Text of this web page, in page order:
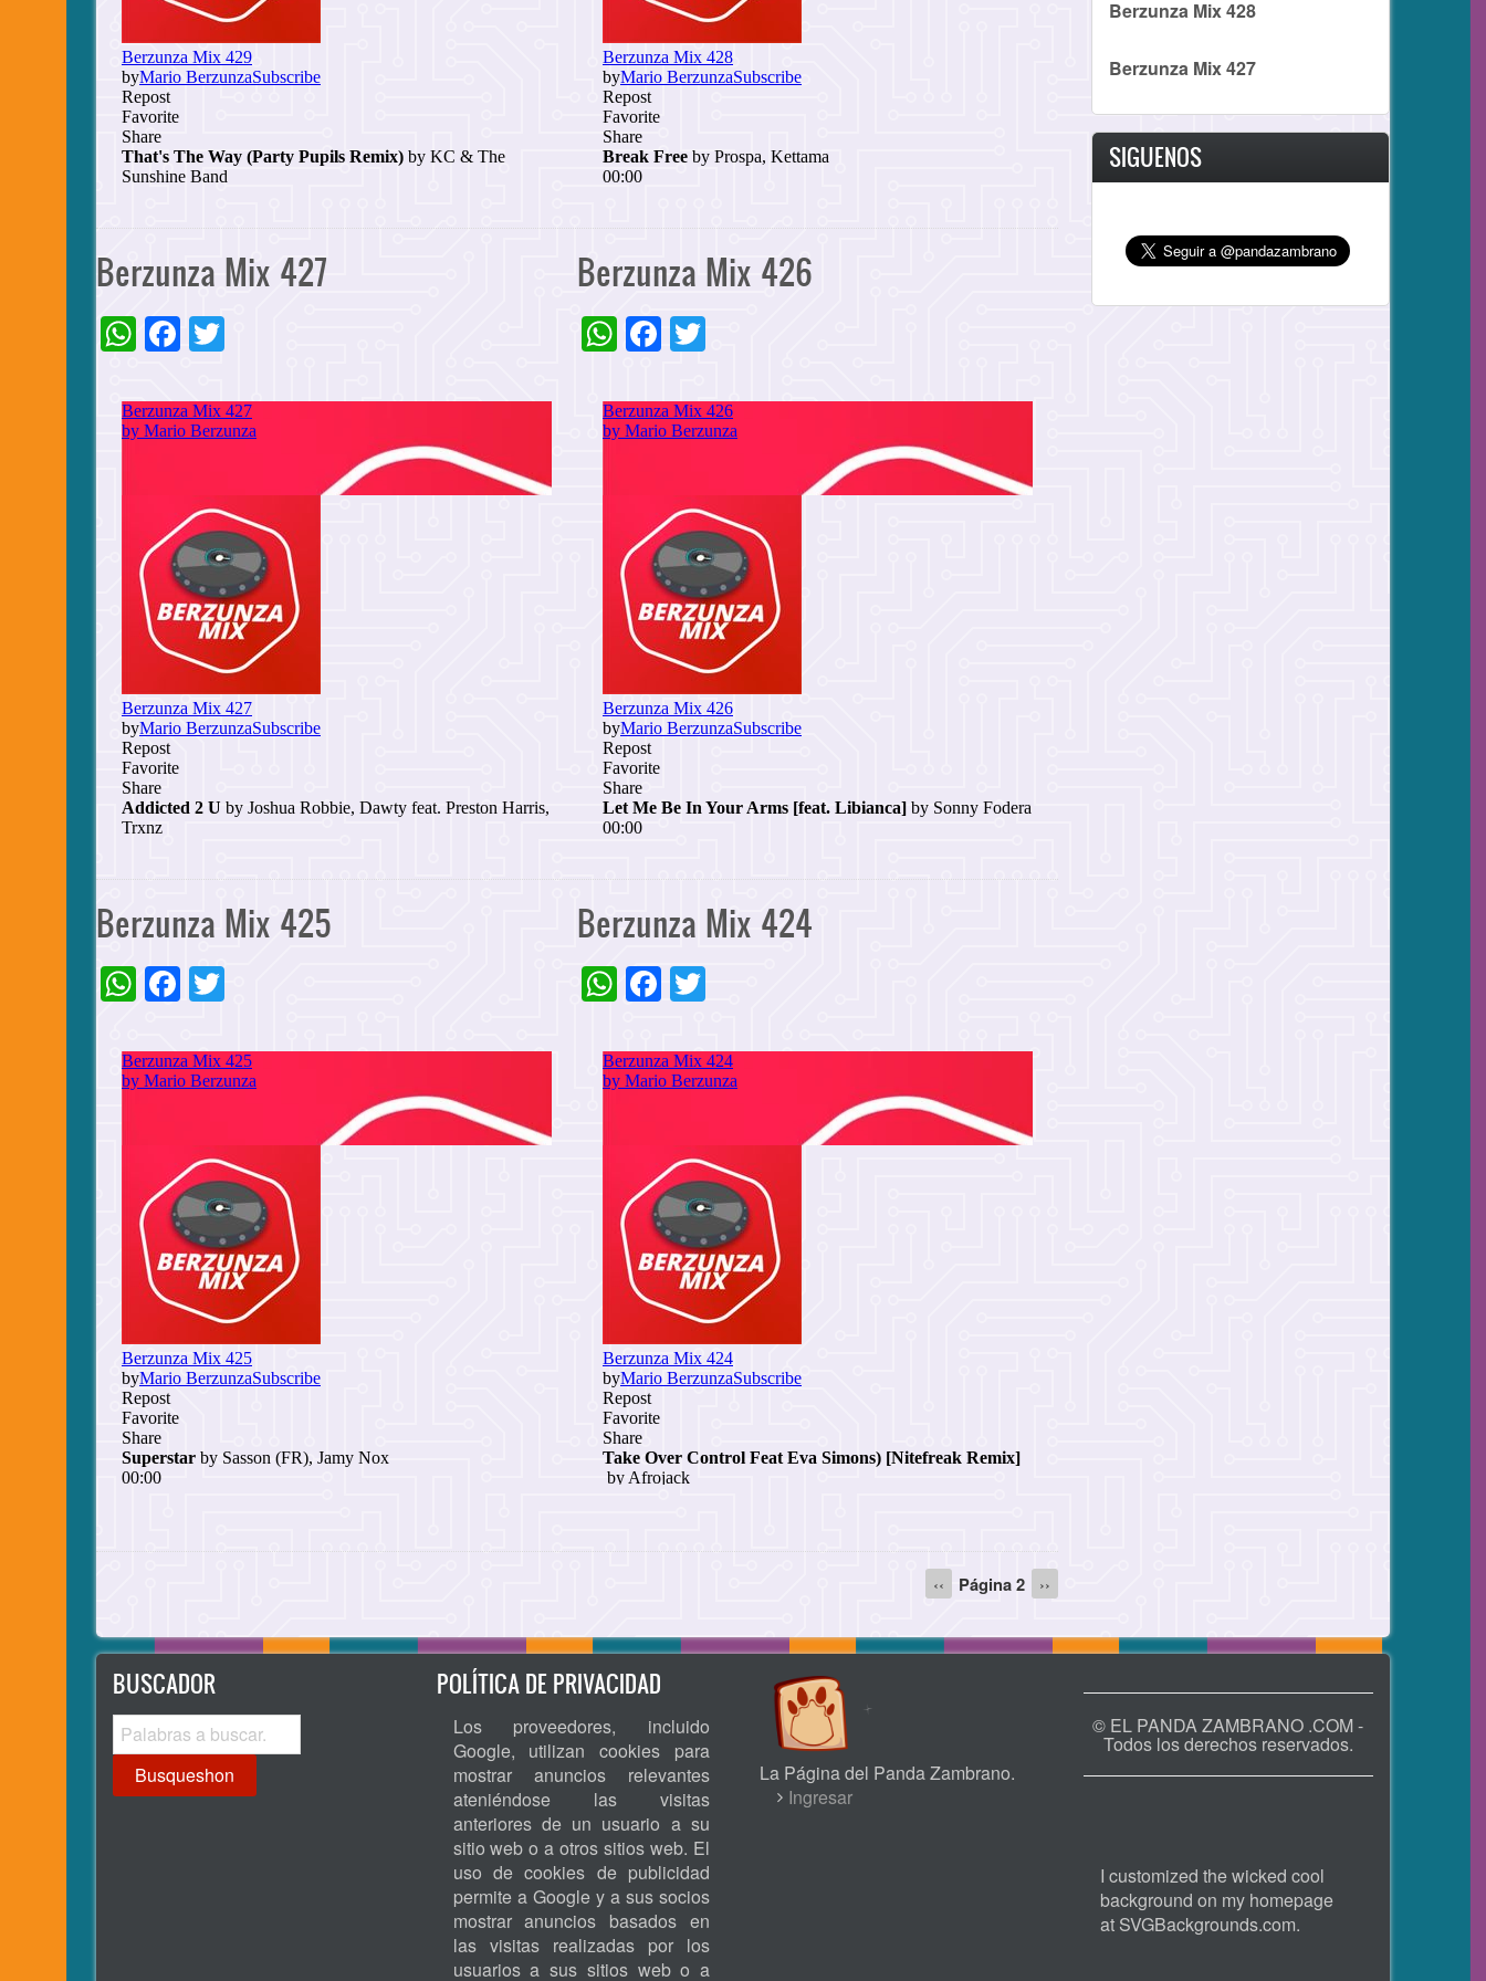
Berzunza Mix 427
WhatsApp
Facebook
Berzunza Mix 426
WhatsApp
Facebook
Berzunza Mix 425
WhatsApp
Facebook
Berzunza Mix 424
WhatsApp
Facebook
Página
‹‹ Página 2
Siguiente
››
Berzunza Mix 428
Berzunza Mix 427
SIGUENOS
BUSCADOR
Busqueshon
POLÍTICA DE PRIVACIDAD
Los proveedores, incluido
Google, utilizan cookies para
mostrar anuncios relevantes
ateniéndose las visitas
anteriores de un usuario a su
sitio web o a otros sitios web. El
uso de cookies de publicidad
permite a Google y a sus socios
mostrar anuncios basados en
las visitas realizadas por los
usuarios a sus sitios web o a
La Página del Panda Zambrano.
USERIngresar
© EL PANDA ZAMBRANO .COM -
Todos los derechos reservados.
I customized the wicked cool
background on my homepage
at SVGBackgrounds.com.